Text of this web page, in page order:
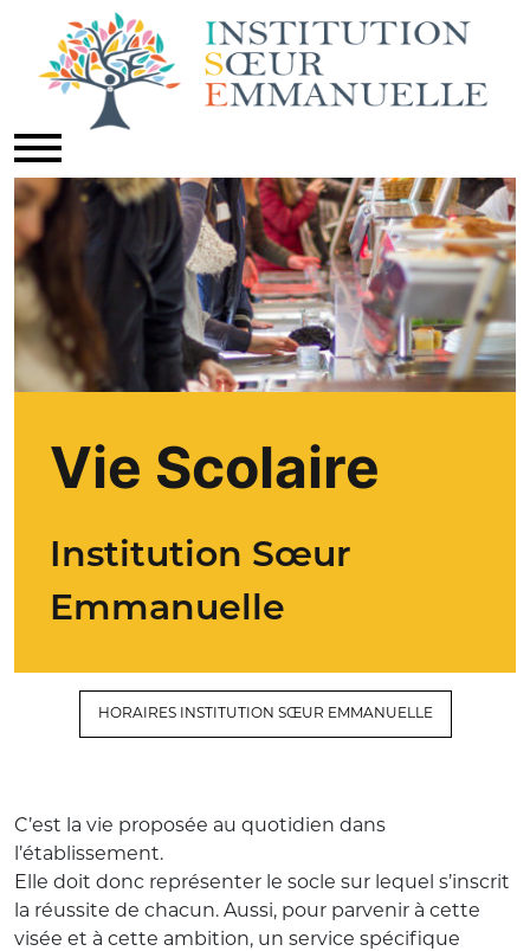
Vie Scolaire
Institution Sœur
Emmanuelle
HORAIRES INSTITUTION SŒUR EMMANUELLE
C’est la vie proposée au quotidien dans
l’établissement.
Elle doit donc représenter le socle sur lequel s’inscrit
la réussite de chacun. Aussi, pour parvenir à cette
visée et à cette ambition, un service spécifique